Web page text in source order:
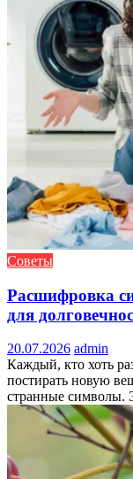
Советы
Расшифровка
для
20.07.2026 admin
Каждый, кто хоть
постирать новую
странные символы.